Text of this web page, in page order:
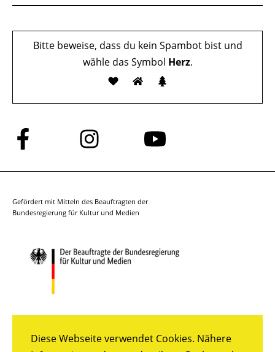
Diese Webseite verwendet Cookies. Nähere
Bitte beweise, dass du kein Spambot bist und
wähle das Symbol Herz.
Folge
uns
auf
Folge
uns
auf
Folge
auf
Gefördert mit Mitteln des Beauftragten der
Bundesregierung für Kultur und Medien